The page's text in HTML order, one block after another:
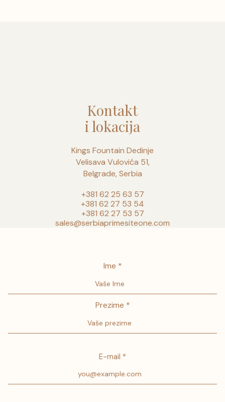
Kontakt
i lokacija
Kings Fountain Dedinje
Velisava Vulovića 51,
Belgrade, Serbia
+381 62 25 63 57
+381 62 27 53 54
+381 62 27 53 57
sales@serbiaprimesiteone.com
Ime *
Prezime *
E-mail *